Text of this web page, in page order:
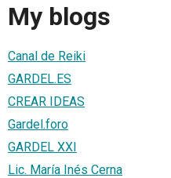
My blogs
Canal de Reiki
GARDEL.ES
CREAR IDEAS
Gardel.foro
GARDEL XXI
Lic. María Inés Cerna